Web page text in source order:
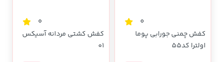
0
کفش چمنی جورابی پوما
اولترا کد۵۵
0
کفش کشتی مردانه آسیکس
۰۱